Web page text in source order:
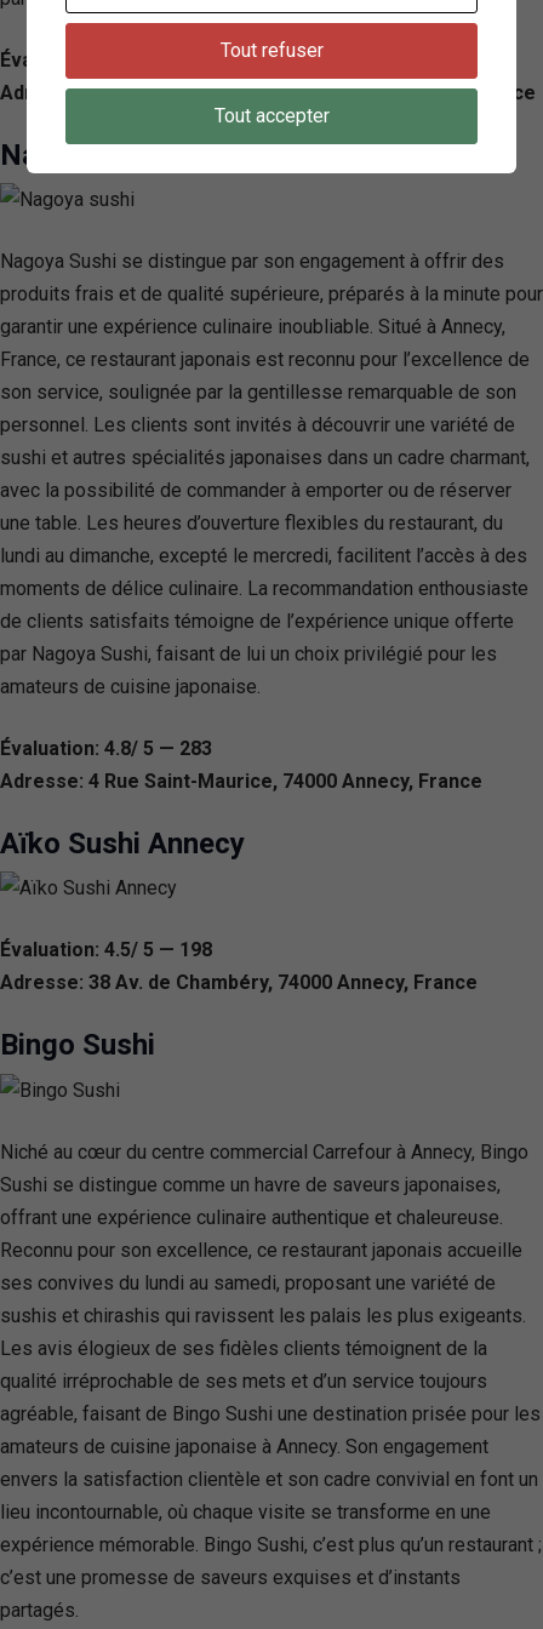
Évaluation: 3.9/ 5 — 284
Adresse: 2 Place, Rue Sainte-Claire, 74000 Annecy, France
Nagoya sushi
Nagoya Sushi se distingue par son engagement à offrir des
produits frais et de qualité supérieure, préparés à la minute pour
garantir une expérience culinaire inoubliable. Situé à Annecy,
France, ce restaurant japonais est reconnu pour l’excellence de
son service, soulignée par la gentillesse remarquable de son
personnel. Les clients sont invités à découvrir une variété de
sushi et autres spécialités japonaises dans un cadre charmant,
avec la possibilité de commander à emporter ou de réserver
une table. Les heures d’ouverture flexibles du restaurant, du
lundi au dimanche, excepté le mercredi, facilitent l’accès à des
moments de délice culinaire. La recommandation enthousiaste
de clients satisfaits témoigne de l’expérience unique offerte
par Nagoya Sushi, faisant de lui un choix privilégié pour les
amateurs de cuisine japonaise.
Évaluation: 4.8/ 5 — 283
Adresse: 4 Rue Saint-Maurice, 74000 Annecy, France
Aïko Sushi Annecy
Évaluation: 4.5/ 5 — 198
Adresse: 38 Av. de Chambéry, 74000 Annecy, France
Bingo Sushi
Niché au cœur du centre commercial Carrefour à Annecy, Bingo
Sushi se distingue comme un havre de saveurs japonaises,
offrant une expérience culinaire authentique et chaleureuse.
Reconnu pour son excellence, ce restaurant japonais accueille
ses convives du lundi au samedi, proposant une variété de
sushis et chirashis qui ravissent les palais les plus exigeants.
Les avis élogieux de ses fidèles clients témoignent de la
qualité irréprochable de ses mets et d’un service toujours
agréable, faisant de Bingo Sushi une destination prisée pour les
amateurs de cuisine japonaise à Annecy. Son engagement
envers la satisfaction clientèle et son cadre convivial en font un
lieu incontournable, où chaque visite se transforme en une
expérience mémorable. Bingo Sushi, c’est plus qu’un restaurant ;
c’est une promesse de saveurs exquises et d’instants
partagés.
Tout refuser
Tout accepter